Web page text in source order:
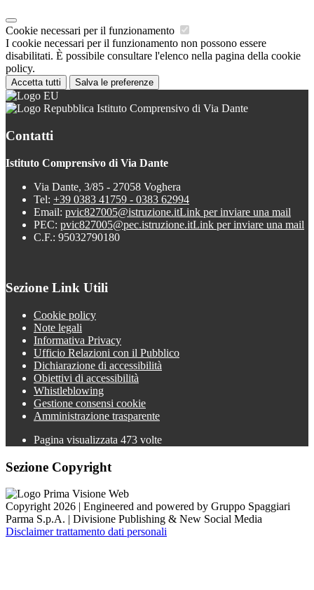
Cookie necessari per il funzionamento
I cookie necessari per il funzionamento non possono essere
disabilitati. È possibile consultare l'elenco nella pagina della cookie
policy.
Accetta tutti Salva le preferenze
Istituto Comprensivo di Via Dante
Contatti
Istituto Comprensivo di Via Dante
Via Dante, 3/85 - 27058 Voghera
Tel: +39 0383 41759 - 0383 62994
Email: pvic827005@istruzione.itLink per inviare una mail
PEC: pvic827005@pec.istruzione.itLink per inviare una mail
C.F.: 95032790180
Sezione Link Utili
Cookie policy
Note legali
Informativa Privacy
Ufficio Relazioni con il Pubblico
Dichiarazione di accessibilità
Obiettivi di accessibilità
Whistleblowing
Gestione consensi cookie
Amministrazione trasparente
Pagina visualizzata 473 volte
Sezione Copyright
Copyright 2026 | Engineered and powered by Gruppo Spaggiari
Parma S.p.A. | Divisione Publishing & New Social Media
Disclaimer trattamento dati personali